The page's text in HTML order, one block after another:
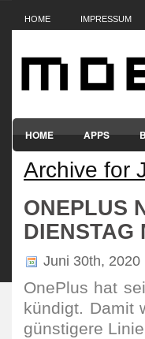
HOME IMPRESSUM
HOME APPS
SMARTPHONES &
Archive for
ONEPLUS
DIENSTAG
Juni 30th, 2020
OnePlus hat
kün­digt. Damit
güns­ti­gere